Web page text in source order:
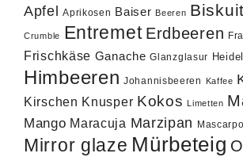
Apfel Aprikosen Baiser Beeren Biskuit
Crumble Entremet Erdbeeren
Frischkäse Ganache Glanzglasur
Himbeeren Johannisbeeren Kaffee
Kirschen Knusper Kokos Limetten
Mango Maracuja Marzipan
Mirror glaze Mürbeteig